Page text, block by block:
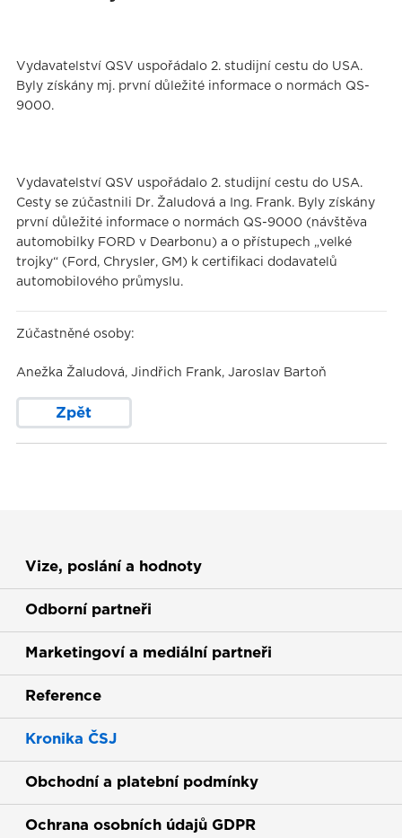
Vydavatelství QSV uspořádalo 2. studijní cestu do USA.
Byly získány mj. první důležité informace o normách QS-
9000.
Vydavatelství QSV uspořádalo 2. studijní cestu do USA.
Cesty se zúčastnili Dr. Žaludová a Ing. Frank. Byly získány
první důležité informace o normách QS-9000 (návštěva
automobilky FORD v Dearbonu) a o přístupech „velké
trojky“ (Ford, Chrysler, GM) k certifikaci dodavatelů
automobilového průmyslu.
Zúčastněné osoby:
Anežka Žaludová, Jindřich Frank, Jaroslav Bartoň
Zpět
Vize, poslání a hodnoty
Odborní partneři
Marketingoví a mediální partneři
Reference
Kronika ČSJ
Obchodní a platební podmínky
Ochrana osobních údajů GDPR